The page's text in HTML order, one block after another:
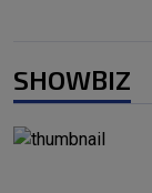
SHOWBIZ